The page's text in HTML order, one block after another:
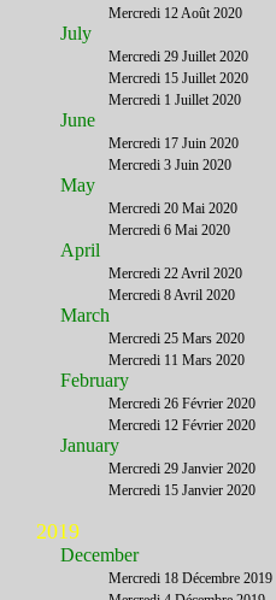
Mercredi 12 Août 2020
July
Mercredi 29 Juillet 2020
Mercredi 15 Juillet 2020
Mercredi 1 Juillet 2020
June
Mercredi 17 Juin 2020
Mercredi 3 Juin 2020
May
Mercredi 20 Mai 2020
Mercredi 6 Mai 2020
April
Mercredi 22 Avril 2020
Mercredi 8 Avril 2020
March
Mercredi 25 Mars 2020
Mercredi 11 Mars 2020
February
Mercredi 26 Février 2020
Mercredi 12 Février 2020
January
Mercredi 29 Janvier 2020
Mercredi 15 Janvier 2020
2019
December
Mercredi 18 Décembre 2019